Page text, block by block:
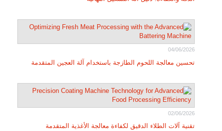
04/06/2026
تحسين معالجة اللحوم الطازجة باستخدام آلة العجين المتقدمة
02/06/2026
تقنية آلات الطلاء الدقيق لكفاءة معالجة الأغذية المتقدمة